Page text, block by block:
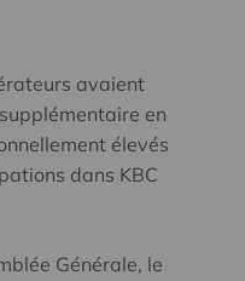
avaient
en
élevés
dans KBC
Générale, le